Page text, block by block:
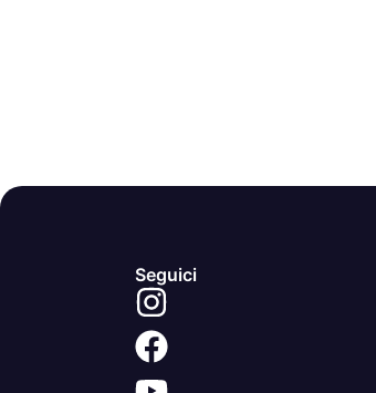
Seguici